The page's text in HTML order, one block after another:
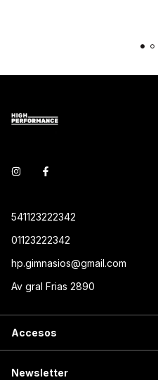
541123222342
01123222342
hp.gimnasios@gmail.com
Av gral Frias 2890
Accesos
Newsletter